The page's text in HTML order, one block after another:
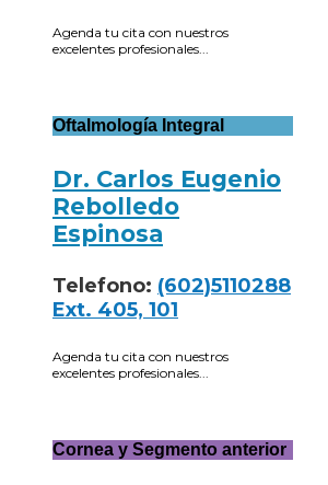
Agenda tu cita con nuestros
excelentes profesionales...
Oftalmología Integral
Dr. Carlos Eugenio
Rebolledo
Espinosa
Telefono: (602)5110288
Ext. 405, 101
Agenda tu cita con nuestros
excelentes profesionales...
Cornea y Segmento anterior